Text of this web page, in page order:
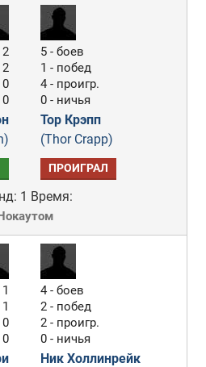
2
2
0
0
5 - боев
1 - побед
4 - проигр.
0 - ничья
Тор Крэпп
(Thor Crapp)
ПРОИГРАЛ
1 Время:
0
0
4 - боев
2 - побед
2 - проигр.
0 - ничья
Ник Холлинрейк